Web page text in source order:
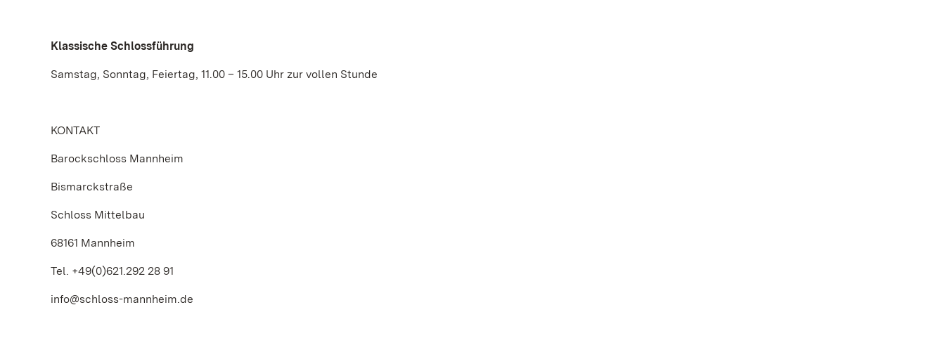
Klassische Schlossführung
Samstag, Sonntag, Feiertag, 11.00 – 15.00 Uhr zur vollen Stunde
KONTAKT
Barockschloss Mannheim
Bismarckstraße
Schloss Mittelbau
68161 Mannheim
Tel. +49(0)621.292 28 91
info@schloss-mannheim.de